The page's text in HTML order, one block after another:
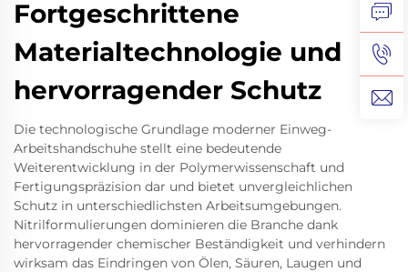
Fortgeschrittene
Materialtechnologie und
hervorragender Schutz
Die technologische Grundlage moderner Einweg-
Arbeitshandschuhe stellt eine bedeutende
Weiterentwicklung in der Polymerwissenschaft und
Fertigungspräzision dar und bietet unvergleichlichen
Schutz in unterschiedlichsten Arbeitsumgebungen.
Nitrilformulierungen dominieren die Branche dank
hervorragender chemischer Beständigkeit und verhindern
wirksam das Eindringen von Ölen, Säuren, Laugen und